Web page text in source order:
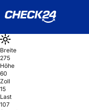
Breite
275
Höhe
60
Zoll
15
Last
107